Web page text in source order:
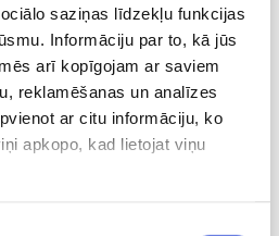
saziņas līdzekļu funkcijas
Informāciju par to, kā jūs
arī kopīgojam ar saviem
reklamēšanas un analīzes
ar citu informāciju, ko
apkopo, kad lietojat viņu
post on Instagram